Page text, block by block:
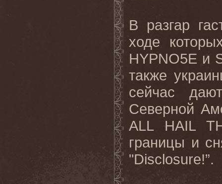
В разгар
ходе
HYPNO5E и
также
сейчас
Северной
ALL
HAIL
границы и
"Disclosure!”.